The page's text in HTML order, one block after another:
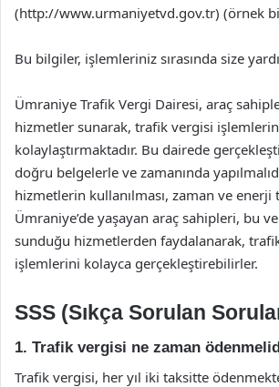
(http://www.urmaniyetvd.gov.tr) (örnek
Bu bilgiler, işlemleriniz sırasında size
Ümraniye Trafik Vergi Dairesi, araç
hizmetler sunarak, trafik vergisi
kolaylaştırmaktadır. Bu dairede
doğru belgelerle ve zamanında
hizmetlerin kullanılması, zaman ve enerji
Ümraniye’de yaşayan araç sahipleri, bu
sunduğu hizmetlerden faydalanarak,
işlemlerini kolayca gerçekleştirebilirler.
SSS (Sıkça Sorulan
1. Trafik vergisi ne zaman
Trafik vergisi, her yıl iki taksitte